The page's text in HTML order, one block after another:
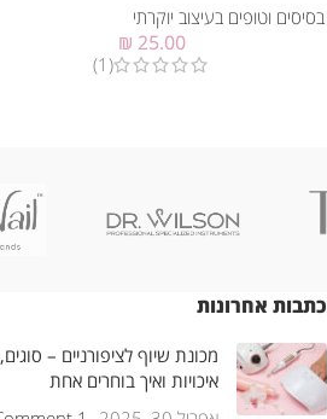
בסיסים וטופים בעיצוב יוקרתי
₪ 25.00
(1)
כתבות אחרונות
מכונת שיוף לציפורניים – סוגים,
איכויות ואיך בוחרים אחת